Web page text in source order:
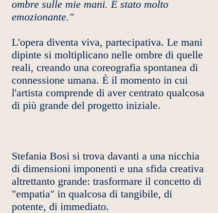
ombre sulle mie mani. È stato molto
emozionante."
L'opera diventa viva, partecipativa. Le mani
dipinte si moltiplicano nelle ombre di quelle
reali, creando una coreografia spontanea di
connessione umana. È il momento in cui
l'artista comprende di aver centrato qualcosa
di più grande del progetto iniziale.
Stefania Bosi si trova davanti a una nicchia
di dimensioni imponenti e una sfida creativa
altrettanto grande: trasformare il concetto di
"empatia" in qualcosa di tangibile, di
potente, di immediato.